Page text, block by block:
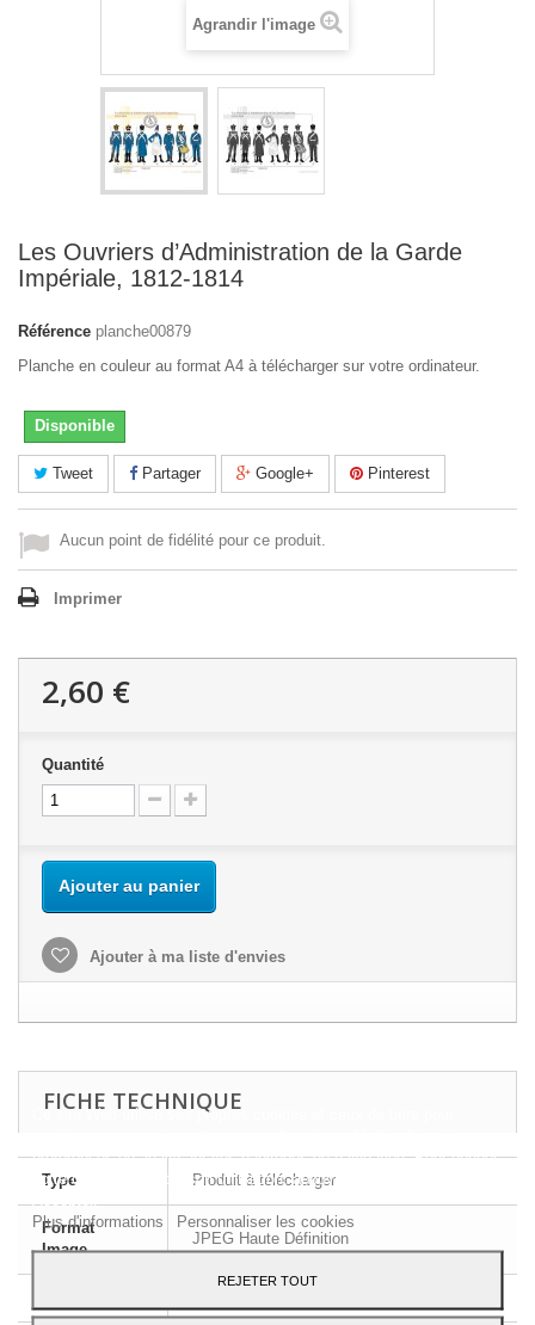
Agrandir l'image
Les Ouvriers d’Administration de la Garde
Impériale, 1812-1814
Référence planche00879
Planche en couleur au format A4 à télécharger sur votre ordinateur.
Disponible
Tweet Partager Google+ Pinterest
Aucun point de fidélité pour ce produit.
Imprimer
2,60 €
Quantité
Ajouter au panier
Ajouter à ma liste d'envies
FICHE TECHNIQUE
Type Produit à télécharger
Format
Image
JPEG Haute Définition
Ce site Web utilise ses propres cookies et ceux de tiers pour
préférences en analysant vos habitudes de navigation. Pour donner
votre consentement à son utilisation, appuyez sur le bouton
Plus d'informations
Personnaliser les cookies
REJETER TOUT